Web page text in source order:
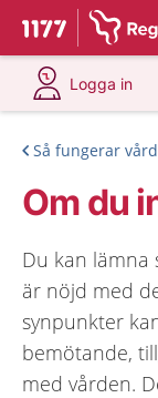
Till startsidan
Du har
Logga in
på 1177.se
Så fungerar
Om du
Du kan lämna
är nöjd med
synpunkter
bemötande,
med vården.